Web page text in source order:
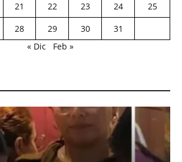
21 22 23 24
25
28 29 30
31
« Dic
Feb »